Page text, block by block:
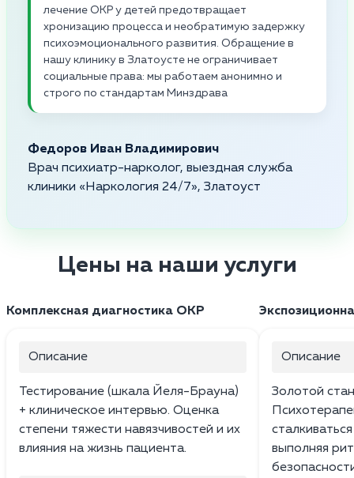
лечение ОКР у детей предотвращает
хронизацию процесса и необратимую задержку
психоэмоционального развития. Обращение в
нашу клинику в Златоусте не ограничивает
социальные права: мы работаем анонимно и
строго по стандартам Минздрава
Федоров Иван Владимирович
Врач психиатр-нарколог, выездная служба
клиники «Наркология 24/7», Златоуст
Цены на наши услуги
Комплексная диагностика ОКР
Описание
Тестирование (шкала Йеля-Брауна)
+ клиническое интервью. Оценка
степени тяжести навязчивостей и их
влияния на жизнь пациента.
Описание
Золотой
выполняя